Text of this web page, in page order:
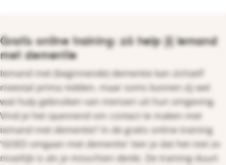
Gratis online training: zó help jij iemand
met dementie
Iemand met (beginnende) dementie kan zichzelf
meestal prima redden, maar soms kunnen zij wel
wat hulp gebruiken van mensen uit hun omgeving.
Vind je het spannend om contact te maken met
iemand met dementie? In de gratis online training
'GOED omgaan met dementie' leer je dat het niet zo
moeilijk is als je misschien denkt. De training duurt